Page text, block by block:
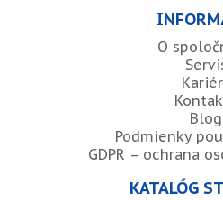
O
Blog
Podmienky
GDPR – ochrana
KATALÓG